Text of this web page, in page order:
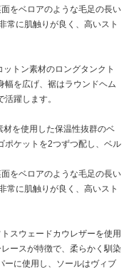
をベロアのような毛足の長い
常に肌触りが良く、高いスト
ットン素材のロングタンクト
幅を広げ、裾はラウンドヘム
躍します。
材を使用した保温性抜群のベ
ポケットを2つずつ配し、ベル
をベロアのような毛足の長い
常に肌触りが良く、高いスト
スウェードカウレザーを使用
ースが特徴で、柔らかく馴染
ーに使用し、ソールはヴィブ